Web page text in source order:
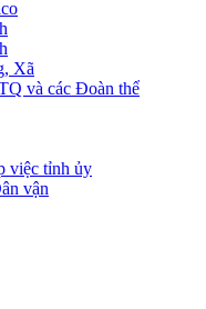
Xã
và các Đoàn thể
việc tỉnh ủy
vận